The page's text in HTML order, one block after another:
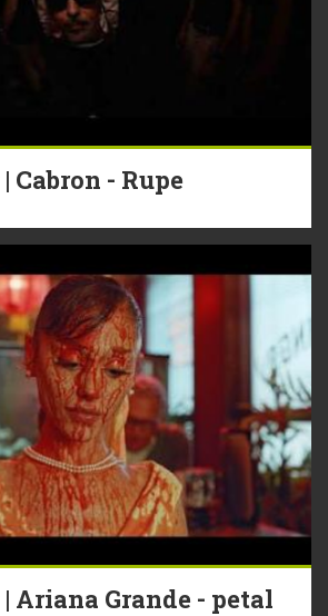
Cabron - Rupe
| Ariana Grande - petal